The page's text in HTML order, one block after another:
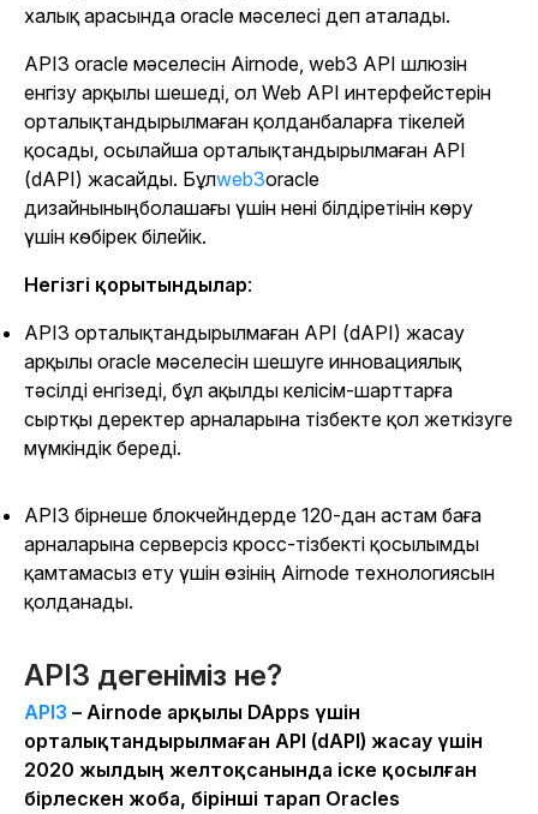
халық арасында oracle мәселесі деп аталады.
API3 oracle мәселесін Airnode, web3 API шлюзін
енгізу арқылы шешеді, ол Web API интерфейстерін
орталықтандырылмаған қолданбаларға тікелей
қосады, осылайша орталықтандырылмаған API
(dAPI) жасайды. Бұлweb3oracle
дизайныныңболашағы үшін нені білдіретінін көру
үшін көбірек білейік.
Негізгі қорытындылар:
API3 орталықтандырылмаған API (dAPI) жасау
арқылы oracle мәселесін шешуге инновациялық
тәсілді енгізеді, бұл ақылды келісім-шарттарға
сыртқы деректер арналарына тізбекте қол жеткізуге
мүмкіндік береді.
API3 бірнеше блокчейндерде 120-дан астам баға
арналарына серверсіз кросс-тізбекті қосылымды
қамтамасыз ету үшін өзінің Airnode технологиясын
қолданады.
API3 дегеніміз не?
API3 – Airnode арқылы DApps үшін
орталықтандырылмаған API (dAPI) жасау үшін
2020 жылдың желтоқсанында іске қосылған
бірлескен жоба, бірінші тарап Oracles